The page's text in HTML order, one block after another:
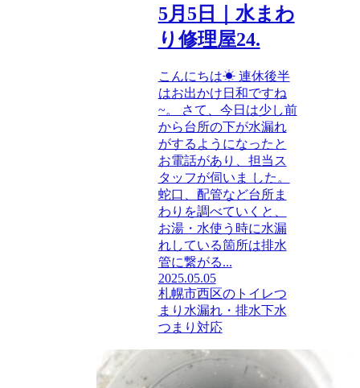
5月5日｜水まわ
り修理屋24.
こんにちは☀ 連休後半
はお出かけ日和ですね
~。 さて、今日は少し前
から台所の下が水漏れ
がするようになったと
お電話があり、担当ス
タッフが伺いま した。
蛇口、配管など台所ま
わりを調べていくと、
お湯・水使う時に水漏
れしている箇所は排水
管に繋がる...
2025.05.05
札幌市西区のトイレつ
まり水漏れ・排水下水
つまり対応